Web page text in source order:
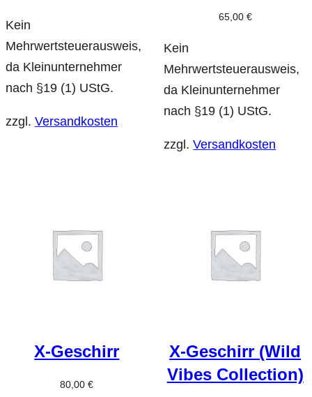
Kein
Mehrwertsteuerausweis,
da Kleinunternehmer
nach §19 (1) UStG.
zzgl. Versandkosten
65,00 €
Kein
Mehrwertsteuerausweis,
da Kleinunternehmer
nach §19 (1) UStG.
zzgl.Versandkosten
X-Geschirr
80,00€
X-Geschirr (Wild
Vibes Collection)